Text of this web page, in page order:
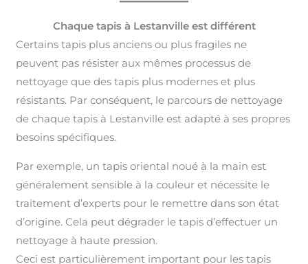
Chaque tapis à Lestanville est différent
Certains tapis plus anciens ou plus fragiles ne
peuvent pas résister aux mêmes processus de
nettoyage que des tapis plus modernes et plus
résistants. Par conséquent, le parcours de nettoyage
de chaque tapis à Lestanville est adapté à ses propres
besoins spécifiques.
Par exemple, un tapis oriental noué à la main est
généralement sensible à la couleur et nécessite le
traitement d’experts pour le remettre dans son état
d’origine. Cela peut dégrader le tapis d’effectuer un
nettoyage à haute pression.
Ceci est particulièrement important pour les tapis